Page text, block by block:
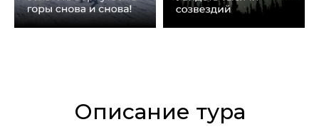
Описание тура